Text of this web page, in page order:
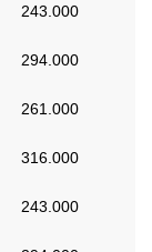
243.000
294.000
261.000
316.000
243.000